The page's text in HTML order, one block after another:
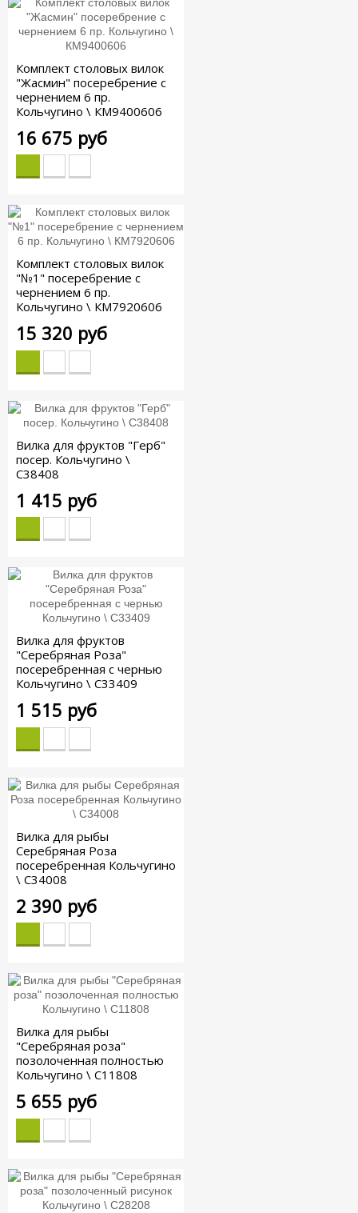
Комплект столовых вилок
"Жасмин" посеребрение с
чернением 6 пр.
Кольчугино \ КМ9400606
16 675 руб
Комплект столовых вилок
"№1" посеребрение с
чернением 6 пр.
Кольчугино \ КМ7920606
15 320 руб
Вилка для фруктов "Герб"
посер. Кольчугино \
С38408
1 415 руб
Вилка для фруктов
"Серебряная Роза"
посеребренная с чернью
Кольчугино \ С33409
1 515 руб
Вилка для рыбы
Серебряная Роза
посеребренная Кольчугино
\ С34008
2 390 руб
Вилка для рыбы
"Серебряная роза"
позолоченная полностью
Кольчугино \ С11808
5 655 руб